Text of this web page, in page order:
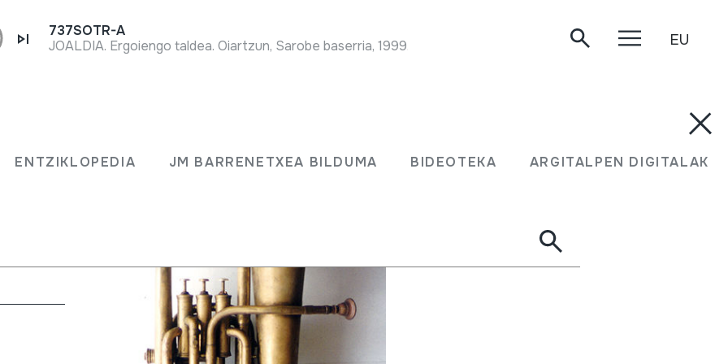
ENTZIKLOPEDIA JM BARRENETXEA BILDUMA BIDEOTEKA ARGITALPEN DIGITALAK
737SOTR-A
JOALDIA. Ergoiengo taldea. Oiartzun, Sarobe baserria, 1999.
EU